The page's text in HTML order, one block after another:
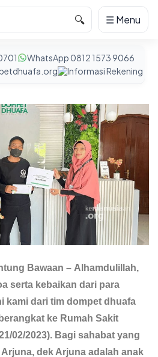
WhatsApp 0812 1573 9066
Informasi Rekening
🔍 ☰ Menu
Bawaan – Alhamdulillah,
serta kebaikan dari para
kami dari tim dompet dhuafa
ke Rumah Sakit
02/2023). Bagi sahabat yang
dek Arjuna adalah anak